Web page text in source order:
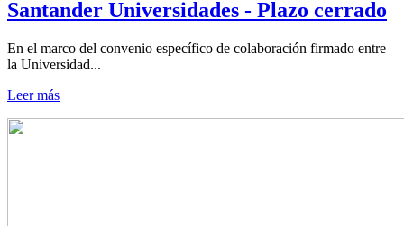
Santander Universidades - Plazo cerrado
En el marco del convenio específico de colaboración firmado entre
la Universidad...
Leer más